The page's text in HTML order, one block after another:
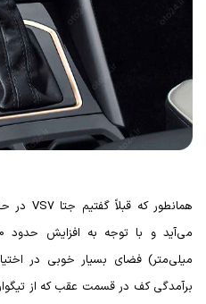
همانطور که قبلاً گفتیم جتاVS7 در
برآمدگی کف در قسمت عقب که از